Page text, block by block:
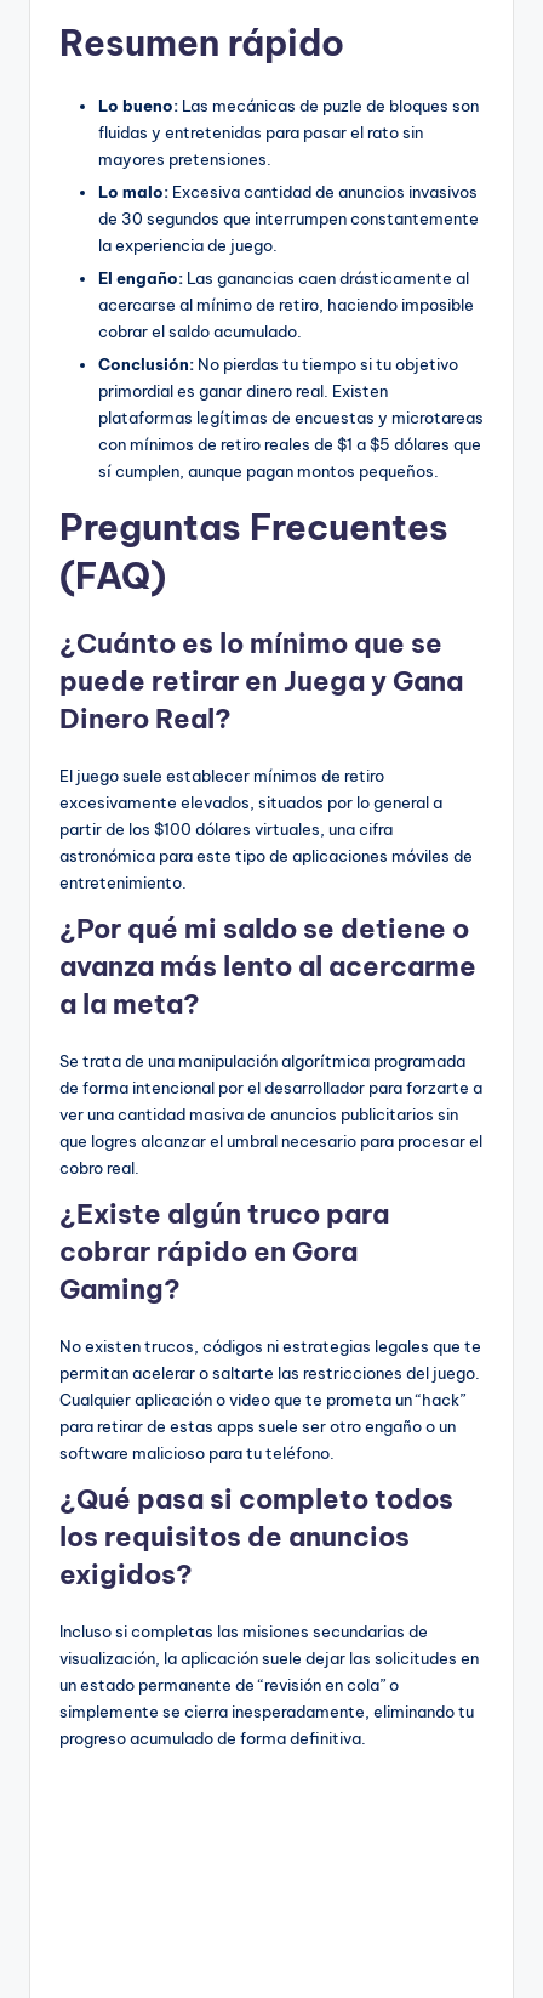
Resumen rápido
Lo bueno: Las mecánicas de puzle de bloques son
fluidas y entretenidas para pasar el rato sin
mayores pretensiones.
Lo malo: Excesiva cantidad de anuncios invasivos
de 30 segundos que interrumpen constantemente
la experiencia de juego.
El engaño: Las ganancias caen drásticamente al
acercarse al mínimo de retiro, haciendo imposible
cobrar el saldo acumulado.
Conclusión: No pierdas tu tiempo si tu objetivo
primordial es ganar dinero real. Existen
plataformas legítimas de encuestas y microtareas
con mínimos de retiro reales de $1 a $5 dólares que
sí cumplen, aunque pagan montos pequeños.
Preguntas Frecuentes
(FAQ)
¿Cuánto es lo mínimo que se
puede retirar en Juega y Gana
Dinero Real?
El juego suele establecer mínimos de retiro
excesivamente elevados, situados por lo general a
partir de los $100 dólares virtuales, una cifra
astronómica para este tipo de aplicaciones móviles de
entretenimiento.
¿Por qué mi saldo se detiene o
avanza más lento al acercarme
a la meta?
Se trata de una manipulación algorítmica programada
de forma intencional por el desarrollador para forzarte a
ver una cantidad masiva de anuncios publicitarios sin
que logres alcanzar el umbral necesario para procesar el
cobro real.
¿Existe algún truco para
cobrar rápido en Gora
Gaming?
No existen trucos, códigos ni estrategias legales que te
permitan acelerar o saltarte las restricciones del juego.
Cualquier aplicación o video que te prometa un “hack”
para retirar de estas apps suele ser otro engaño o un
software malicioso para tu teléfono.
¿Qué pasa si completo todos
los requisitos de anuncios
exigidos?
Incluso si completas las misiones secundarias de
visualización, la aplicación suele dejar las solicitudes en
un estado permanente de “revisión en cola” o
simplemente se cierra inesperadamente, eliminando tu
progreso acumulado de forma definitiva.